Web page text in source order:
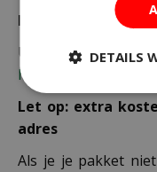
Bezorgkosten
Uiteraard
hier de
Let op: extra
adres
Als je je pakket
DETAILS